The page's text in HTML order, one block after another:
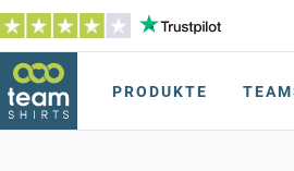
PRODUKTE